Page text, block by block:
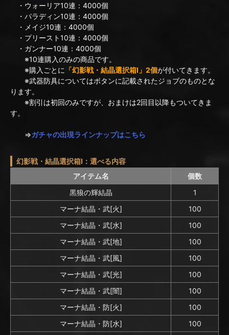
・ウォーリア10連：4000個
・パラディン10連：4000個
・メイジ10連：4000個
・プリースト10連：4000個
・ガンナー10連：4000個
※10連購入のみの商品です。
※購入ごとに 「幻影戦・結晶選択箱I」2個が付いてきます。
※武器防具についてはボタンに記載されたジョブのものとな
ります。
※割引は初回のみですが、おまけは2回目以降もついてきま
す。
⇒ガチャの出現ラインナップはこちら
幻影戦・結晶選択箱I：選べる内容
アイテム名
個数
黒狼の輝結晶
1
マーナ結晶・武[火]
100
マーナ結晶・武[水]
100
マーナ結晶・武[地]
100
マーナ結晶・武[風]
100
マーナ結晶・武[光]
100
マーナ結晶・武[闇]
100
マーナ結晶・防[火]
100
マーナ結晶・防[水]
100